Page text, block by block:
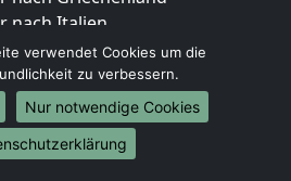
nach Italien
nach Liechtenstein
nach Luxemburg
nach Niederlande
nach Norwegen
verwendet Cookies um die
zu verbessern.
Nur notwendige Cookies